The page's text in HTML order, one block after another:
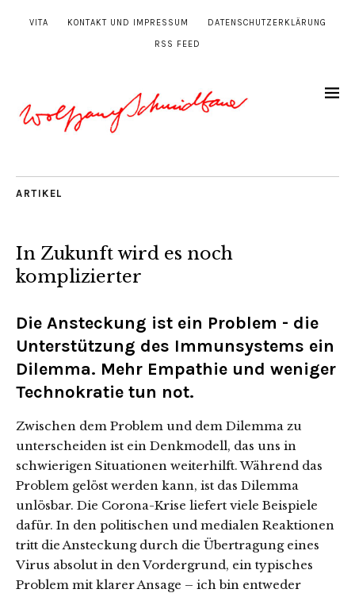
VITA KONTAKT UND IMPRESSUM DATENSCHUTZERKLÄRUNG
RSS FEED
ARTIKEL
In Zukunft wird es noch
komplizierter
Die Ansteckung ist ein Problem - die
Unterstützung des Immunsystems ein
Dilemma. Mehr Empathie und weniger
Technokratie tun not.
Zwischen dem Problem und dem Dilemma zu
unterscheiden ist ein Denkmodell, das uns in
schwierigen Situationen weiterhilft. Während das
Problem gelöst werden kann, ist das Dilemma
unlösbar. Die Corona-Krise liefert viele Beispiele
dafür. In den politischen und medialen Reaktionen
tritt die Ansteckung durch die Übertragung eines
Virus absolut in den Vordergrund, ein typisches
Problem mit klarer Ansage – ich bin entweder